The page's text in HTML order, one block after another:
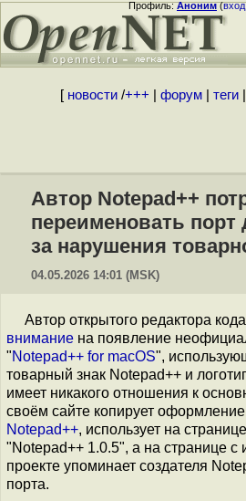
Профиль:Аноним(вход
[ новости/+++ форум| теги|
Автор Notepad++
переименовать порт
за нарушения
04.05.2026 14:01 (MSK)
Автор открытого редактора
внимание на появление
"Notepad++ for macOS",
товарный знак Notepad++ и
имеет никакого отношения к
своём сайте копирует
Notepad++, использует на
"Notepad++ 1.0.5", а на странице
проекте упоминает создателя
порта.